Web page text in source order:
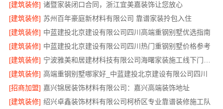
[建筑装修] 诸暨家装闭口合同，浙江宜美嘉装饰让您放心
[建筑装修] 苏州百年豪庭新材料有限公司 靠谱家装拎包入住
[建筑装修] 中蓝建投北京建设有限公司四川高端重钢别墅优选指南
[建筑装修] 中蓝建投北京建设有限公司四川热门重钢别墅价格参考
[建筑装修]
[建筑装修] 高端重钢别墅哪家好_中蓝建投北京建设有限公司四川
[招商加盟] 嘉兴锦居装饰材料有限公司：嘉兴高端装饰地址
[建筑装修] 绍兴卓鑫装饰材料有限公司柯桥区专业靠谱装修施工队